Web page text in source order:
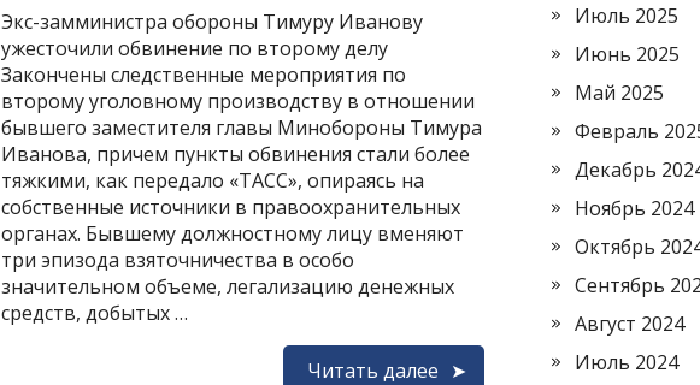
Экс-замминистра обороны Тимуру Иванову
ужесточили обвинение по второму делу
Закончены следственные мероприятия по
второму уголовному производству в отношении
бывшего заместителя главы Минобороны Тимура
Иванова, причем пункты обвинения стали более
тяжкими, как передало «ТАСС», опираясь на
собственные источники в правоохранительных
органах. Бывшему должностному лицу вменяют
три эпизода взяточничества в особо
значительном объеме, легализацию денежных
средств, добытых …
Читать далее
Июль 2025
Июнь 2025
Май 2025
Февраль
Декабрь
Ноябрь 2024
Октябрь
Сентябрь
Август 2024
Июль 2024